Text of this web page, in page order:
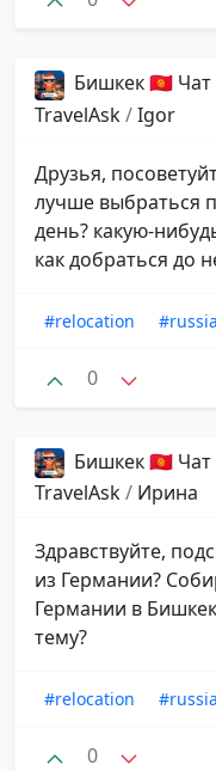
Бишкек 🇰🇬 Чат
TravelAsk/Igor
Друзья,
лучше выбраться
день? какую-
как добраться до
#relocation
0
Бишкек 🇰🇬 Чат
TravelAsk/ Ирина
Здравствуйте,
из Германии?
Германии в
тему?
#relocation
0